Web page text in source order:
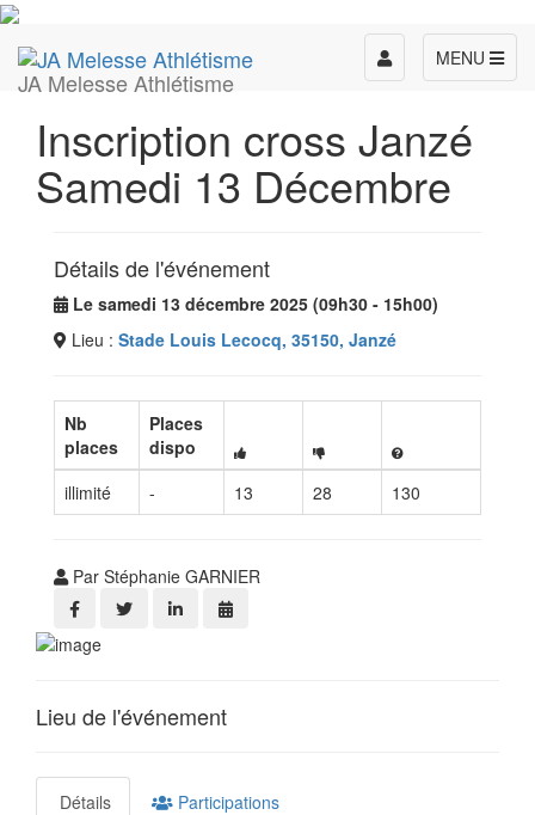
JA Melesse Athlétisme
MENU
Toggle
navigation
Inscription cross Janzé
Samedi 13 Décembre
Détails de l'événement
Le samedi 13 décembre 2025 (09h30 - 15h00)
Lieu : Stade Louis Lecocq, 35150, Janzé
Nb
places
Places
dispo
illimité
- 13 28 130
Par Stéphanie GARNIER
Lieu de l'événement
Détails
Participations